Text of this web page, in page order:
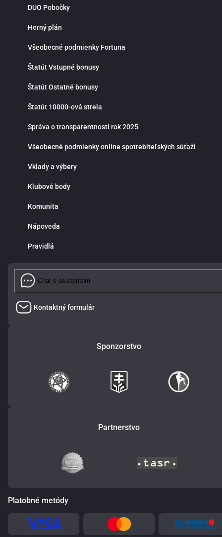
DUO Pobočky
Herný plán
Všeobecné podmienky Fortuna
Štatút Vstupné bonusy
Štatút Ostatné bonusy
Štatút 10000-ová strela
Správa o transparentnosti rok 2025
Všeobecné podmienky online spotrebiteľských súťaží
Vklady a výbery
Klubové body
Komunita
Nápoveda
Pravidlá
Chat s asistentom
Kontaktný formulár
Sponzorstvo
Partnerstvo
Platobné metódy